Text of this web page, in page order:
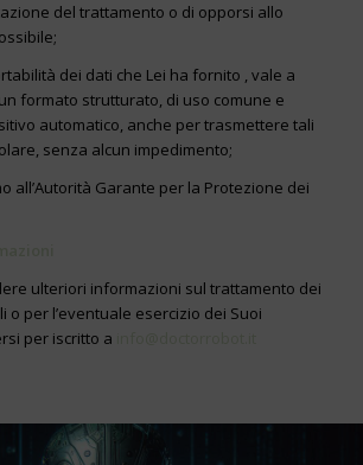
del trattamento o di opporsi allo
dei dati che Lei ha fornito , vale a
formato strutturato, di uso comune e
automatico, anche per trasmettere tali
senza alcun impedimento;
all’Autorità Garante per la Protezione dei
ulteriori informazioni sul trattamento dei
o per l’eventuale esercizio dei Suoi
per iscritto a